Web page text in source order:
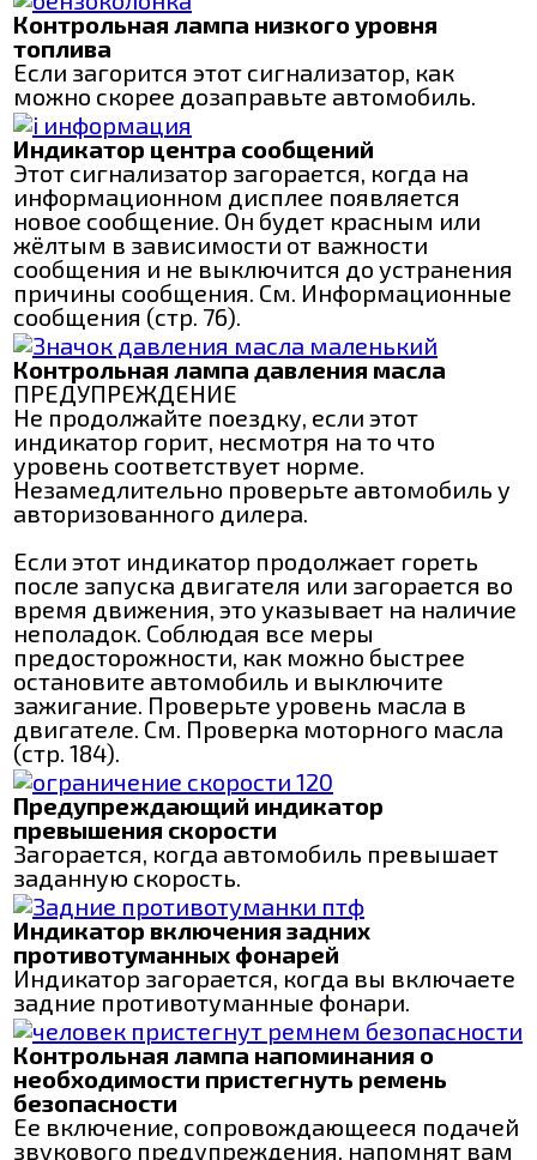
Контрольная лампа низкого уровня
топлива
Если загорится этот сигнализатор, как
можно скорее дозаправьте автомобиль.
Индикатор центра сообщений
Этот сигнализатор загорается, когда на
информационном дисплее появляется
новое сообщение. Он будет красным или
жёлтым в зависимости от важности
сообщения и не выключится до устранения
причины сообщения. См. Информационные
сообщения (стр. 76).
Контрольная лампа давления масла
ПРЕДУПРЕЖДЕНИЕ
Не продолжайте поездку, если этот
индикатор горит, несмотря на то что
уровень соответствует норме.
Незамедлительно проверьте автомобиль у
авторизованного дилера.
Если этот индикатор продолжает гореть
после запуска двигателя или загорается во
время движения, это указывает на наличие
неполадок. Соблюдая все меры
предосторожности, как можно быстрее
остановите автомобиль и выключите
зажигание. Проверьте уровень масла в
двигателе. См. Проверка моторного масла
(стр. 184).
Предупреждающий индикатор
превышения скорости
Загорается, когда автомобиль превышает
заданную скорость.
Индикатор включения задних
противотуманных фонарей
Индикатор загорается, когда вы включаете
задние противотуманные фонари.
Контрольная лампа напоминания о
необходимости пристегнуть ремень
безопасности
Ее включение, сопровождающееся подачей
звукового предупреждения, напомнят вам